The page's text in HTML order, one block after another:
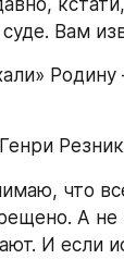
Вам
что
А
И если